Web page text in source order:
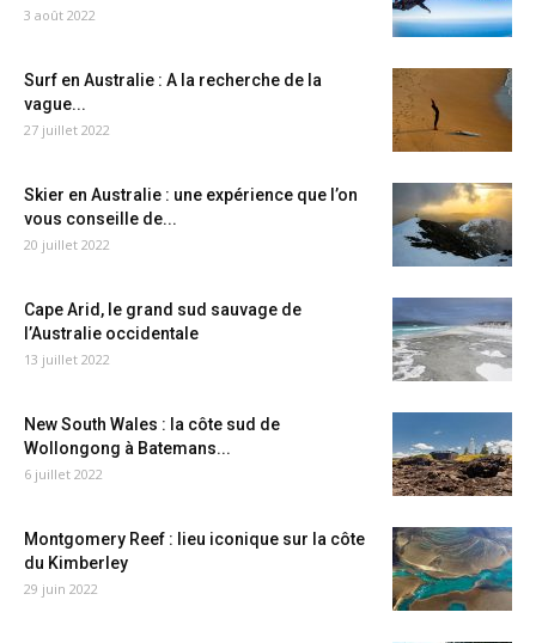
3 août 2022
Surf en Australie : A la recherche de la
vague...
27 juillet 2022
Skier en Australie : une expérience que l’on
vous conseille de...
20 juillet 2022
Cape Arid, le grand sud sauvage de
l’Australie occidentale
13 juillet 2022
New South Wales : la côte sud de
Wollongong à Batemans...
6 juillet 2022
Montgomery Reef : lieu iconique sur la côte
du Kimberley
29 juin 2022